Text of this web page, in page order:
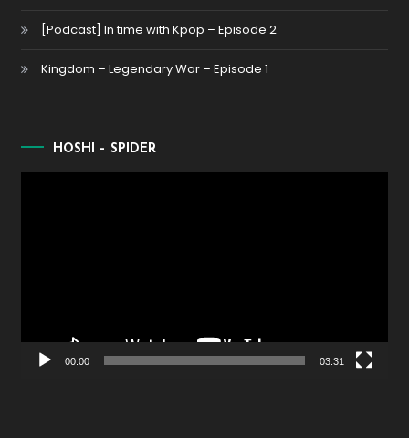
[Podcast] In time with Kpop – Episode 2
Kingdom – Legendary War – Episode 1
HOSHI – SPIDER
00:00 03:31